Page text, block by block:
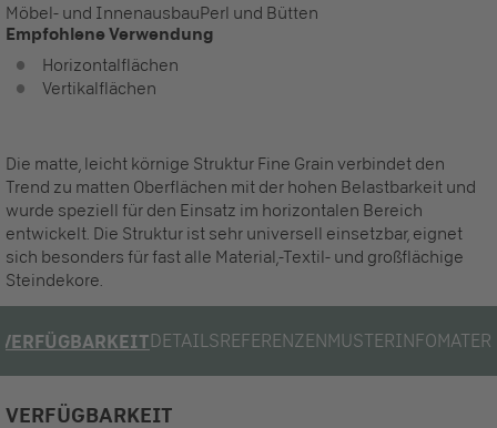
Möbel- und InnenausbauPerl und Bütten
Empfohlene Verwendung
Horizontalflächen
Vertikalflächen
Die matte, leicht körnige Struktur Fine Grain verbindet den
Trend zu matten Oberflächen mit der hohen Belastbarkeit und
wurde speziell für den Einsatz im horizontalen Bereich
entwickelt. Die Struktur ist sehr universell einsetzbar, eignet
sich besonders für fast alle Material,-Textil- und großflächige
Steindekore.
VERFÜGBARKEITDETAILSREFERENZENMUSTER
VERFÜGBARKEIT